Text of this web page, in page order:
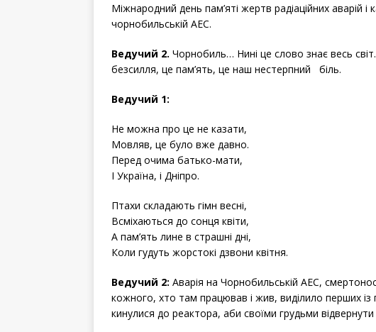
Міжнародний день пам’яті жертв радіаційних аварій
чорнобильській АЕС.
Ведучий 2. Чорнобиль… Нині це слово знає весь
безсилля, це пам’ять, це наш нестерпний біль.
Ведучий 1:
Не можна про це не казати,
Мовляв, це було вже давно.
Перед очима батько-мати,
І Україна, і Дніпро.
Птахи складають гімн весні,
Всміхаються до сонця квіти,
А пам’ять лине в страшні дні,
Коли гудуть жорстокі дзвони квітня.
Ведучий 2: Аварія на Чорнобильській АЕС,
кожного, хто там працював і жив, виділило перших
кинулися до реактора, аби своїми грудьми відвернути